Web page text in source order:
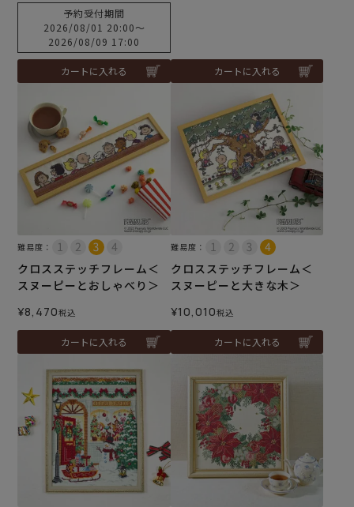
予約受付期間
2026/08/01 20:00〜
2026/08/09 17:00
カートに入れる カートに入れる
難易度：
クロスステッチフレーム＜
スヌーピーとおしゃべり＞
¥8,470税込
カートに入れる
難易度：
クロスステッチフレーム＜
スヌーピーと大きな木＞
¥10,010税込
カートに入れる